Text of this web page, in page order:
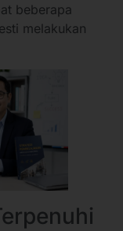
beberapa
melakukan